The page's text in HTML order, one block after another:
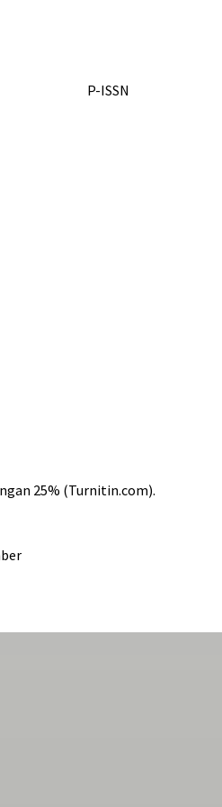
P-ISSN
25% (Turnitin.com).